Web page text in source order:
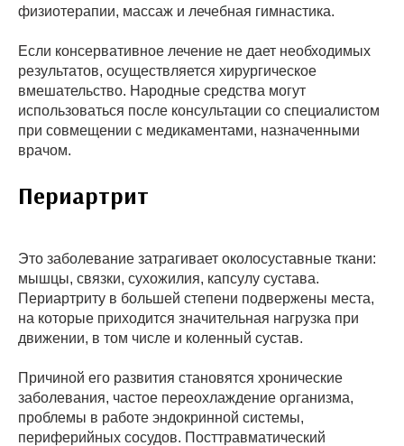
физиотерапии, массаж и лечебная гимнастика.
Если консервативное лечение не дает необходимых
результатов, осуществляется хирургическое
вмешательство. Народные средства могут
использоваться после консультации со специалистом
при совмещении с медикаментами, назначенными
врачом.
Периартрит
Это заболевание затрагивает околосуставные ткани:
мышцы, связки, сухожилия, капсулу сустава.
Периартриту в большей степени подвержены места,
на которые приходится значительная нагрузка при
движении, в том числе и коленный сустав.
Причиной его развития становятся хронические
заболевания, частое переохлаждение организма,
проблемы в работе эндокринной системы,
периферийных сосудов. Посттравматический